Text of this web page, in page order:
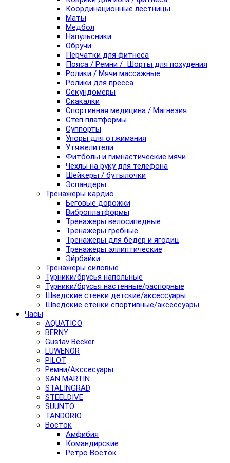
Координационные лестницы
Маты
Медбол
Напульсники
Обручи
Перчатки для фитнеса
Пояса / Ремни / Шорты для похудения
Ролики / Мячи массажные
Ролики для пресса
Секундомеры
Скакалки
Спортивная медицина / Магнезия
Степ платформы
Суппорты
Упоры для отжимания
Утяжелители
Фитболы и гимнастические мячи
Чехлы на руку для телефона
Шейкеры / бутылочки
Эспандеры
Тренажеры кардио
Беговые дорожки
Виброплатформы
Тренажеры велосипедные
Тренажеры гребные
Тренажеры для бедер и ягодиц
Тренажеры эллиптические
Эйрбайки
Тренажеры силовые
Турники/брусья напольные
Турники/брусья настенные/распорные
Шведские стенки детские/аксессуары
Шведские стенки спортивные/аксессуары
Часы
AQUATICO
BERNY
Gustav Becker
LUWENOR
PILOT
Pемни/Акссесуары
SAN MARTIN
STALINGRAD
STEELDIVE
SUUNTO
TANDORIO
Восток
Амфибия
Командирские
Ретро Восток